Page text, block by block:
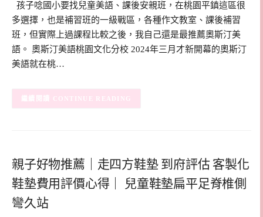
孩子唸國小要找兒童美語、課後安親班，在桃園平鎮這區很
多選擇，也是補習班的一級戰區，各種作文教室、課後補習
班，但實際上過課程比較之後，我自己還是最推薦奧斯汀美
語。 奧斯汀美語桃園文化分校 2024年三月才新開幕的奧斯汀
美語就在桃…
CONTINUE READING
親子好物推薦｜走四方鞋墊 到府評估 客製化
鞋墊費用評價心得｜ 兒童鞋墊扁平足脊椎側
彎久站